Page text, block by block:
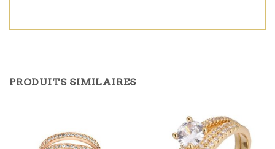
PRODUITS SIMILAIRES